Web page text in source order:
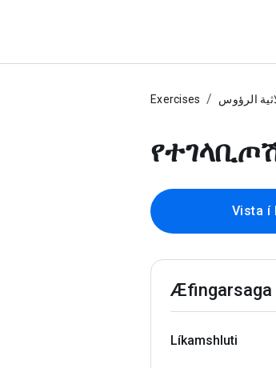
Exercises الرؤوس
Vista í
Æfingarsaga
Líkamshluti